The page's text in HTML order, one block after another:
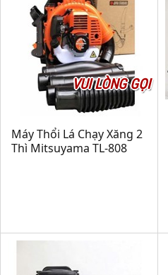
VUI LÒNG GỌI
Máy Thổi Lá Chạy Xăng 2
Thì Mitsuyama TL-808